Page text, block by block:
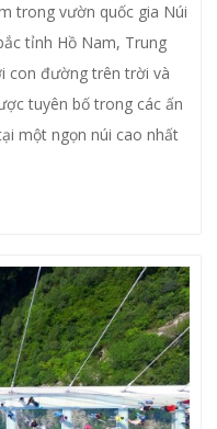
trong vườn quốc gia Núi
tỉnh Hồ Nam, Trung
con đường trên trời và
tuyên bố trong các ấn
một ngọn núi cao nhất